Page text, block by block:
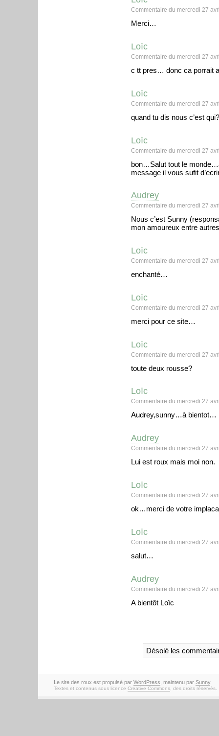
Commentaire du mercredi 27
Merci…
Loïc
Commentaire du mercredi 27
c tt pres… donc ca porrait
Loïc
Commentaire du mercredi 27
quand tu dis nous c’est qui?
Loïc
Commentaire du mercredi 27
bon…Salut tout le
message il vous sufit
Audrey
Commentaire du mercredi 27
Nous c’est Sunny
mon amoureux entre
Loïc
Commentaire du mercredi 27
enchanté…
Loïc
Commentaire du mercredi 27
merci pour ce site…
Loïc
Commentaire du mercredi 27
toute deux rousse?
Loïc
Commentaire du mercredi 27
Audrey,sunny…à bientot…
Audrey
Commentaire du mercredi 27
Lui est roux mais moi non.
Loïc
Commentaire du mercredi 27
ok…merci de votre
Loïc
Commentaire du mercredi 27
salut…
Audrey
Commentaire du mercredi 27
A bientôt Loïc
Désolé les
Le site des roux est propulsé par WordPress , maintenu par Sunny.
Textes et contenus sous licence Creative Commons, des droits réservés.